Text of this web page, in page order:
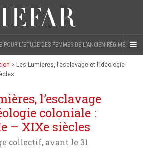
POUR L'ETUDE DES FEMMES DE L'ANCIEN RÉGIME
> Les Lumières, l’esclavage et l’idéologie
l’esclavage
coloniale :
– XIXe siècles
collectif, avant le 31